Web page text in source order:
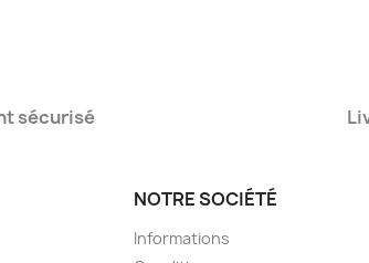
sécurisé
NOTRE SOCIÉTÉ
Informations